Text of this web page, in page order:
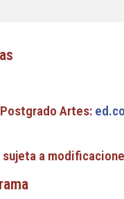
Artes:
a